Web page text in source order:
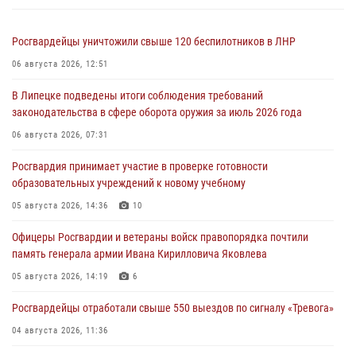
Росгвардейцы уничтожили свыше 120 беспилотников в ЛНР
06 августа 2026, 12:51
В Липецке подведены итоги соблюдения требований
законодательства в сфере оборота оружия за июль 2026 года
06 августа 2026, 07:31
Росгвардия принимает участие в проверке готовности
образовательных учреждений к новому учебному
05 августа 2026, 14:36 10
Офицеры Росгвардии и ветераны войск правопорядка почтили
память генерала армии Ивана Кирилловича Яковлева
05 августа 2026, 14:19 6
Росгвардейцы отработали свыше 550 выездов по сигналу «Тревога»
04 августа 2026, 11:36